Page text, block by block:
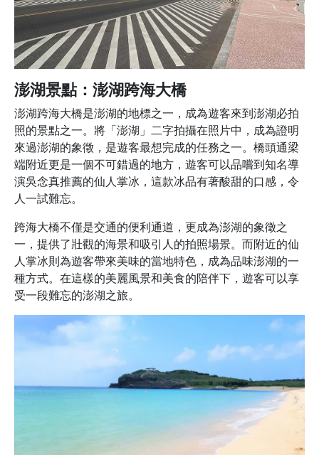
澎湖景點：澎湖跨海大橋
澎湖跨海大橋是澎湖的地標之一，成為遊客來到澎湖必拍
照的景點之一。將「澎湖」二字拍攝在照片中，成為證明
來過澎湖的象徵，是遊客最想完成的任務之一。橋頭通梁
端附近更是一個不可錯過的地方，遊客可以品嚐到知名導
演吳念真推薦的仙人掌冰，這款冰品有著酸甜的口感，令
人一試難忘。
跨海大橋不僅是交通的便利通道，更成為澎湖的象徵之
一，提供了壯觀的海景和吸引人的拍照場景。而附近的仙
人掌冰則為遊客帶來美味的當地特色，成為品味澎湖的一
種方式。在這樣的美麗風景和美食的陪伴下，遊客可以享
受一段難忘的澎湖之旅。